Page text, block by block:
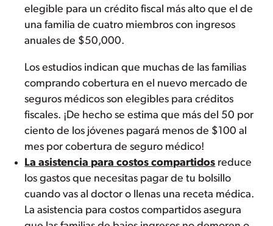
elegible para un crédito fiscal más alto que el de
una familia de cuatro miembros con ingresos
anuales de $50,000.
Los estudios indican que muchas de las familias
comprando cobertura en el nuevo mercado de
seguros médicos son elegibles para créditos
fiscales. ¡De hecho se estima que más del 50 por
ciento de los jóvenes pagará menos de $100 al
mes por cobertura de seguro médico!
La asistencia para costos compartidos reduce
los gastos que necesitas pagar de tu bolsillo
cuando vas al doctor o llenas una receta médica.
La asistencia para costos compartidos asegura